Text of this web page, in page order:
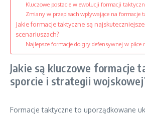
Kluczowe postacie w ewolucji formacji
Zmiany w przepisach wpływające na formacje
Jakie formacje taktyczne są
scenariuszach?
Najlepsze formacje do gry defensywnej w piłce
Jakie są kluczowe formacje
sporcie i strategii
Formacje taktyczne to uporządkowane